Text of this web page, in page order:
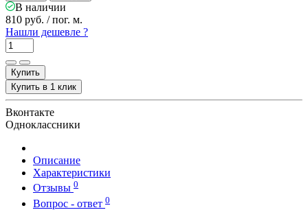
В наличии
810 руб. / пог. м.
Нашли дешевле ?
Купить
Купить в 1 клик
Вконтакте
Одноклассники
Описание
Характеристики
Отзывы 0
Вопрос - ответ 0